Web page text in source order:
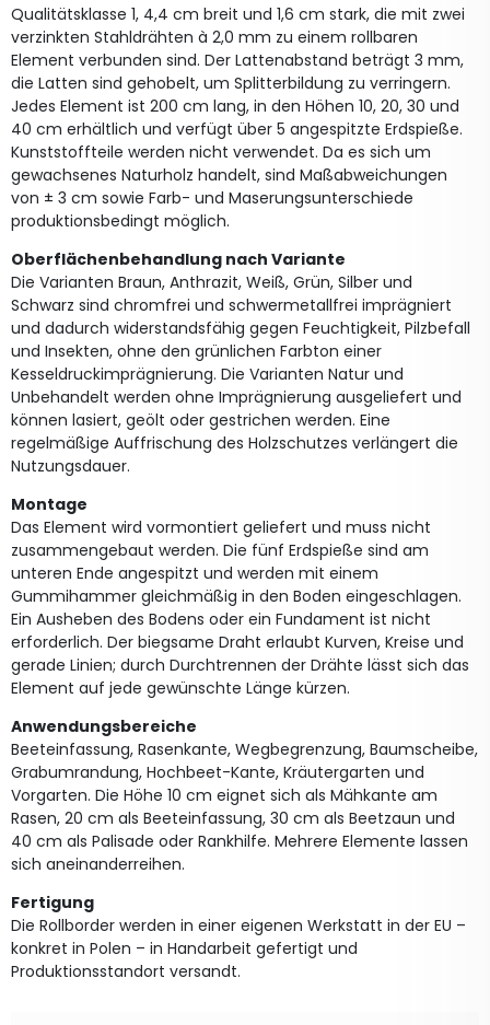
Qualitätsklasse 1, 4,4 cm breit und 1,6 cm stark, die mit zwei
verzinkten Stahldrähten à 2,0 mm zu einem rollbaren
Element verbunden sind. Der Lattenabstand beträgt 3 mm,
die Latten sind gehobelt, um Splitterbildung zu verringern.
Jedes Element ist 200 cm lang, in den Höhen 10, 20, 30 und
40 cm erhältlich und verfügt über 5 angespitzte Erdspieße.
Kunststoffteile werden nicht verwendet. Da es sich um
gewachsenes Naturholz handelt, sind Maßabweichungen
von ± 3 cm sowie Farb- und Maserungsunterschiede
produktionsbedingt möglich.
Oberflächenbehandlung nach Variante
Die Varianten Braun, Anthrazit, Weiß, Grün, Silber und
Schwarz sind chromfrei und schwermetallfrei imprägniert
und dadurch widerstandsfähig gegen Feuchtigkeit, Pilzbefall
und Insekten, ohne den grünlichen Farbton einer
Kesseldruckimprägnierung. Die Varianten Natur und
Unbehandelt werden ohne Imprägnierung ausgeliefert und
können lasiert, geölt oder gestrichen werden. Eine
regelmäßige Auffrischung des Holzschutzes verlängert die
Nutzungsdauer.
Montage
Das Element wird vormontiert geliefert und muss nicht
zusammengebaut werden. Die fünf Erdspieße sind am
unteren Ende angespitzt und werden mit einem
Gummihammer gleichmäßig in den Boden eingeschlagen.
Ein Ausheben des Bodens oder ein Fundament ist nicht
erforderlich. Der biegsame Draht erlaubt Kurven, Kreise und
gerade Linien; durch Durchtrennen der Drähte lässt sich das
Element auf jede gewünschte Länge kürzen.
Anwendungsbereiche
Beeteinfassung, Rasenkante, Wegbegrenzung, Baumscheibe,
Grabumrandung, Hochbeet-Kante, Kräutergarten und
Vorgarten. Die Höhe 10 cm eignet sich als Mähkante am
Rasen, 20 cm als Beeteinfassung, 30 cm als Beetzaun und
40 cm als Palisade oder Rankhilfe. Mehrere Elemente lassen
sich aneinanderreihen.
Fertigung
Die Rollborder werden in einer eigenen Werkstatt in der EU –
konkret in Polen – in Handarbeit gefertigt und
Produktionsstandort versandt.